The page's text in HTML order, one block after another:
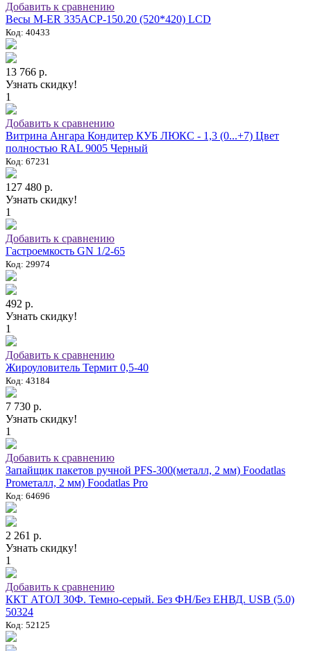
Добавить к сравнению
Весы M-ER 335ACP-150.20 (520*420) LCD
Код: 40433
13 766 р.
Узнать скидку!
1
Добавить к сравнению
Витрина Ангара Кондитер КУБ ЛЮКС - 1,3 (0...+7) Цвет
полностью RAL 9005 Черный
Код: 67231
127 480 р.
Узнать скидку!
1
Добавить к сравнению
Гастроемкость GN 1/2-65
Код: 29974
492 р.
Узнать скидку!
1
Добавить к сравнению
Жироуловитель Термит 0,5-40
Код: 43184
7 730 р.
Узнать скидку!
1
Добавить к сравнению
Запайщик пакетов ручной PFS-300(металл, 2 мм) Foodatlas
Proметалл, 2 мм) Foodatlas Pro
Код: 64696
2 261 р.
Узнать скидку!
1
Добавить к сравнению
ККТ АТОЛ 30Ф. Темно-серый. Без ФН/Без ЕНВД. USB (5.0)
50324
Код: 52125